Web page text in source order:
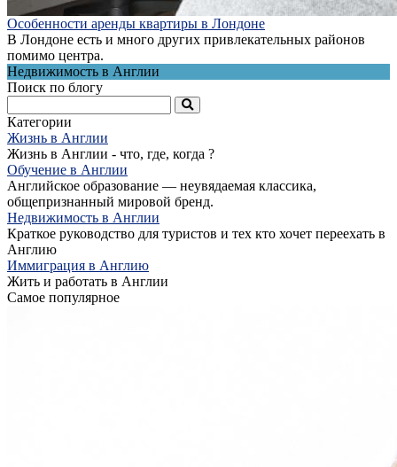
Особенности аренды квартиры в Лондоне
В Лондоне есть и много других привлекательных районов
помимо центра.
Недвижимость в Англии
Поиск по блогу
Категории
Жизнь в Англии
Жизнь в Англии - что, где, когда ?
Обучение в Англии
Английское образование — неувядаемая классика,
общепризнанный мировой бренд.
Недвижимость в Англии
Краткое руководство для туристов и тех кто хочет переехать в
Англию
Иммиграция в Англию
Жить и работать в Англии
Самое популярное